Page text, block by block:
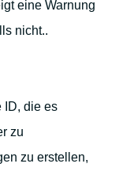
eine Warnung
nicht..
ID, die es
zu
zu erstellen,